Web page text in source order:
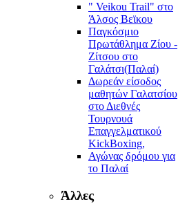
" Veikou Trail" στο
Άλσος Βεϊκου
Παγκόσμιο
Πρωτάθλημα Ζίου -
Ζίτσου στο
Γαλάτσι(Παλαί)
Δωρεάν είσοδος
μαθητών Γαλατσίου
στο Διεθνές
Τουρνουά
Επαγγελματικού
KickBoxing,
Αγώνας δρόμου για
το Παλαί
Άλλες